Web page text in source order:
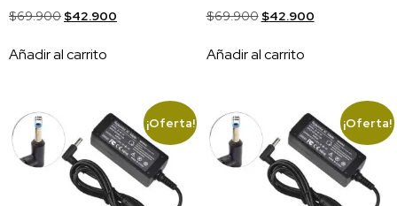
$69.900 $42.900
Añadir al carrito
$69.900 $42.900
Añadir al carrito
¡Oferta! ¡Oferta!